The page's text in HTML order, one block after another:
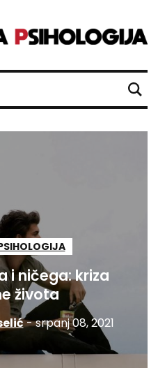
i ničega: kriza
života
- srpanj 08, 2021